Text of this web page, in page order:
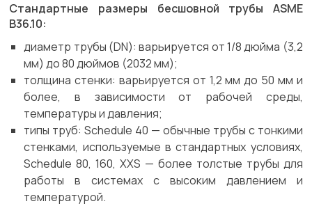
Стандартные размеры бесшовной трубы ASME
B36.10:
диаметр трубы (DN): варьируется от 1/8 дюйма (3,2
мм) до 80 дюймов (2032 мм);
толщина стенки: варьируется от 1,2 мм до 50 мм и
более, в зависимости от рабочей среды,
температуры и давления;
типы труб: Schedule 40 — обычные трубы с тонкими
стенками, используемые в стандартных условиях,
Schedule 80, 160, XXS — более толстые трубы для
работы в системах с высоким давлением и
температурой.